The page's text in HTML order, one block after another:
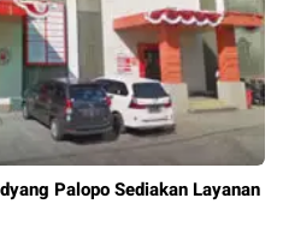
Palopo Sediakan Layanan